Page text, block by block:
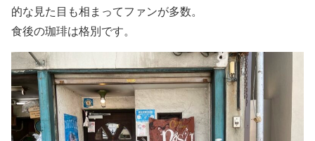
的な見た目も相まってファンが多数。
食後の珈琲は格別です。